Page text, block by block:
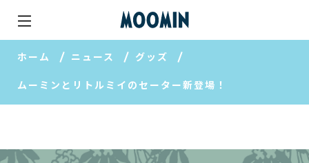
ホーム ニュース グッズ
ムーミンとリトルミイのセーター新登場！